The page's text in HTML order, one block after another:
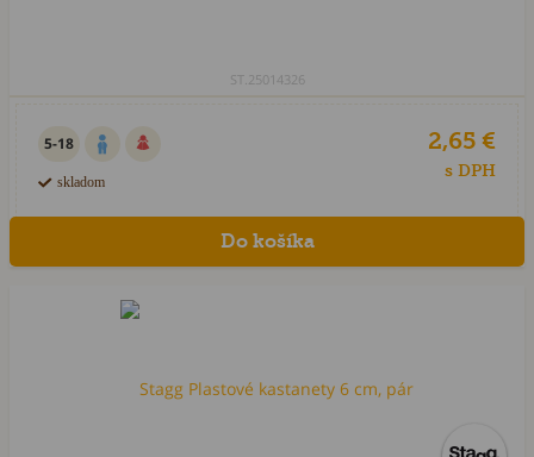
ST.25014326
5-18
skladom
2,65 €
s DPH